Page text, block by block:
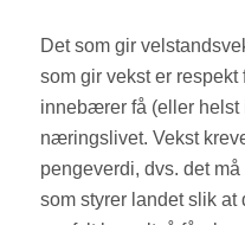
Det som gir
som gir vekst er
innebærer få (eller helst
næringslivet. Vekst
pengeverdi, dvs. det
som styrer landet slik at